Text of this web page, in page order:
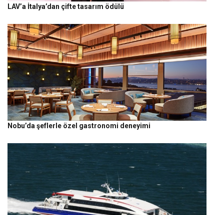
LAV’a İtalya’dan çifte tasarım ödülü
Nobu’da şeflerle özel gastronomi deneyimi